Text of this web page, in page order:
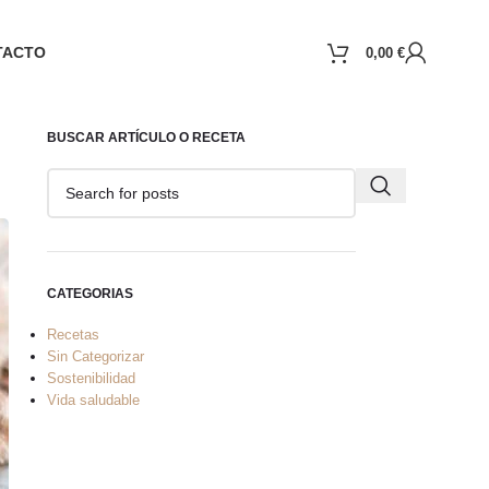
0,00 €
BUSCAR ARTÍCULO O RECETA
CATEGORIAS
Recetas
Sin Categorizar
Sostenibilidad
Vida saludable